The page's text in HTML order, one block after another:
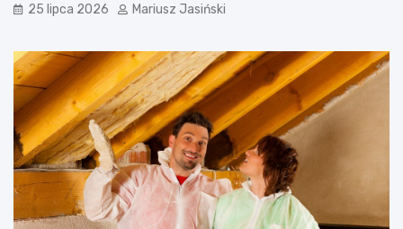
25 lipca 2026 Mariusz Jasiński